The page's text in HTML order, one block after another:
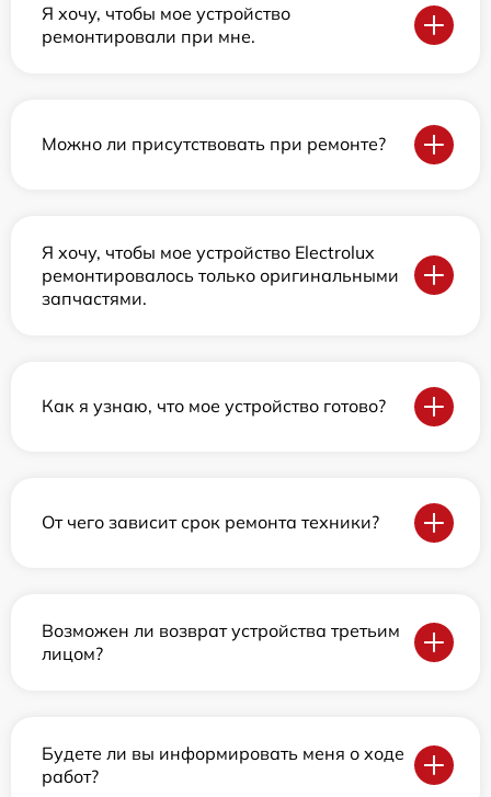
Я хочу, чтобы мое устройство
ремонтировали при мне.
Можно ли присутствовать при ремонте?
Я хочу, чтобы мое устройство Electrolux
ремонтировалось только оригинальными
запчастями.
Как я узнаю, что мое устройство готово?
От чего зависит срок ремонта техники?
Возможен ли возврат устройства третьим
лицом?
Будете ли вы информировать меня о ходе
работ?